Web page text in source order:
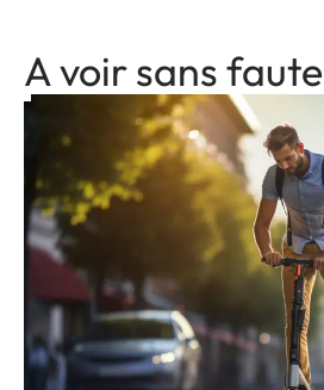
A voir sans faute